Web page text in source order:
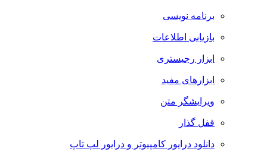
برنامه نویسی
بازیابی اطلاعات
ابزار رجیستری
ابزارهای مفید
ویرایشگر متن
قفل گذار
دانلود درایور کامپیوتر و درایور لپ تاپ